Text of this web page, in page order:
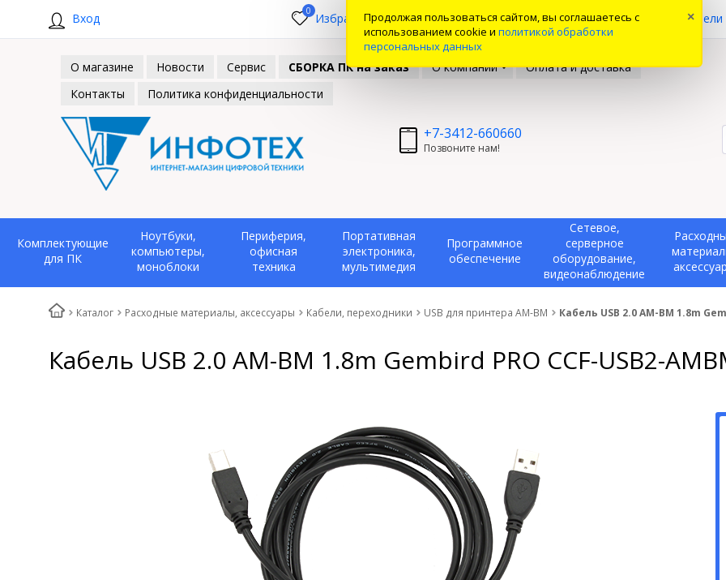
Продолжая пользоваться сайтом, вы соглашаетесь с
использованием cookie и политикой обработки
персональных данных
×
Вход 0 Избранные товары Вы смотрели
О магазине Новости Сервис СБОРКА ПК на заказ О компании
Оплата и доставка
Контакты
Политика конфиденциальности
+7-3412-660660
Позвоните нам!
Комплектующие
для ПК
Ноутбуки,
компьютеры,
моноблоки
Периферия,
офисная
техника
Портативная
электроника,
мультимедия
Программное
обеспечение
Сетевое,
серверное
оборудование,
видеонаблюдение
Каталог Расходные материалы, аксессуары Кабели, переходники USB для принтера AM-BM Кабель USB 2.0 AM-BM 1.8m
Кабель USB 2.0 AM-BM 1.8m Gembird PRO CCF-USB2-